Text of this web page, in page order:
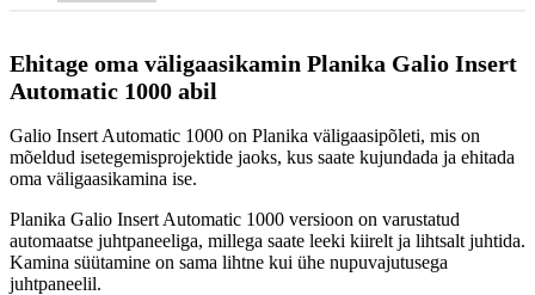
Ehitage oma väligaasikamin Planika Galio Insert
Automatic 1000 abil
Galio Insert Automatic 1000 on Planika väligaasipõleti, mis on
mõeldud isetegemisprojektide jaoks, kus saate kujundada ja ehitada
oma väligaasikamina ise.
Planika Galio Insert Automatic 1000 versioon on varustatud
automaatse juhtpaneeliga, millega saate leeki kiirelt ja lihtsalt juhtida.
Kamina süütamine on sama lihtne kui ühe nupuvajutusega
juhtpaneelil.